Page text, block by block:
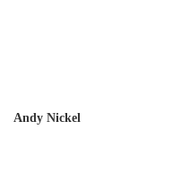
Andy Nickel